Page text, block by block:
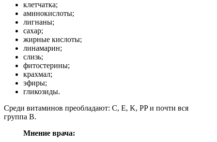
клетчатка;
аминокислоты;
лигнаны;
сахар;
жирные кислоты;
линамарин;
слизь;
фитостерины;
крахмал;
эфиры;
гликозиды.
Среди витаминов преобладают: C, E, K, PP и почти вся
группа B.
Мнение врача: